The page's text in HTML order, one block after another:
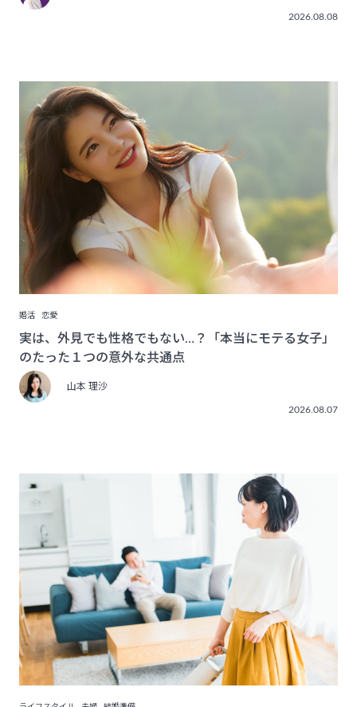
2026.08.08
婚活 恋愛
実は、外見でも性格でもない…？「本当にモテる女子」
のたった１つの意外な共通点
山本 理沙
2026.08.07